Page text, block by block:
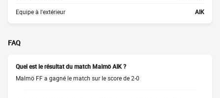
Equipe à l'extérieur AIK
FAQ
Quel est le résultat du match Malmö AIK ?
Malmö FF a gagné le match sur le score de 2-0